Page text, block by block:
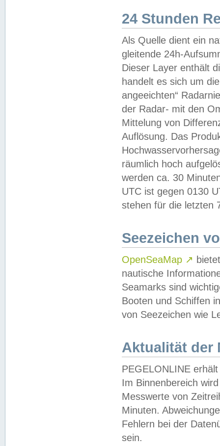
24 Stunden
Als Quelle dient ein
gleitende 24h-
Dieser Layer enthält
handelt es sich um
angeeichten“
der Radar- mit den
Mittelung von
Auflösung. Das
räumlich hoch
werden ca. 30
UTC ist gegen 0130
stehen für die letzten
Seezeichen
OpenSeaMap ↗
nautische
Seamarks sind
Booten und Schiffen
von Seezeichen wie
Aktualität der
PEGELONLINE
Im Binnenbereich
Messwerte von
Minuten.
Fehlern bei der
sein.